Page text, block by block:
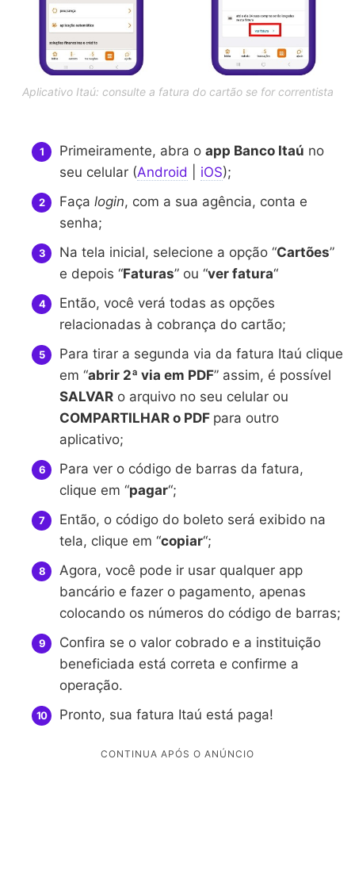
Aplicativo Itaú: consulte a fatura do cartão se for correntista
Primeiramente, abra o app Banco Itaú no
seu celular (Android iOS);
Faça login, com a sua agência, conta e
senha;
Na tela inicial, selecione a opção “Cartões”
e depois “Faturas” ou “ver fatura“
Então, você verá todas as opções
relacionadas à cobrança do cartão;
Para tirar a segunda via da fatura Itaú clique
em “abrir 2ª via em PDF” assim, é possível
SALVAR o arquivo no seu celular ou
COMPARTILHAR o PDF para outro
aplicativo;
Para ver o código de barras da fatura,
clique em “pagar“;
Então, o código do boleto será exibido na
tela, clique em “copiar“;
Agora, você pode ir usar qualquer app
bancário e fazer o pagamento, apenas
colocando os números do código de barras;
Confira se o valor cobrado e a instituição
beneficiada está correta e confirme a
operação.
Pronto, sua fatura Itaú está paga!